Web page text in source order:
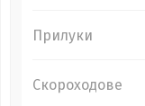
Прилуки
Скороходове